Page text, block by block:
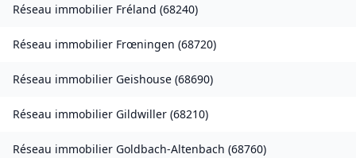
Réseau immobilier Fréland (68240)
Réseau immobilier Frœningen (68720)
Réseau immobilier Geishouse (68690)
Réseau immobilier Gildwiller (68210)
Réseau immobilier Goldbach-Altenbach (68760)